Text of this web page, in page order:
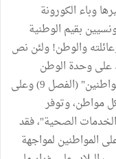
وباء الكورونة
بقيم الوطنية
والوطن! ولئن نص
أن "الحفاظ على وحدة الوطن
والدفاع عن حرمته واجب مقدس على كل المواطنين" (الفصل 9) وعلى
مواطن، وتوفر
الصحية"، فقد
المواطنين لمواجهة